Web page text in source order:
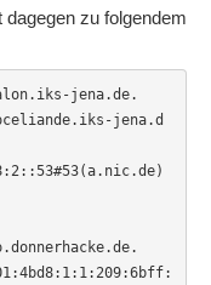
zu folgendem
jena.de.
jena.d